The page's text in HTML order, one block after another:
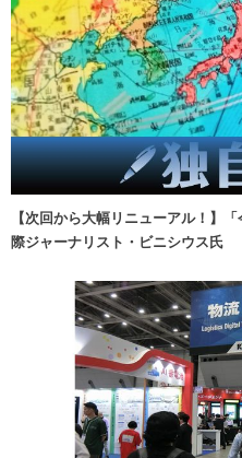
【次回から大幅リニューアル！】
際ジャーナリスト・ビニシウス氏